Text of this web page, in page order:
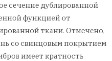
сечение дублированной
функцией от
ткани. Отмечено,
со свинцовым покрытием
имеет кратность